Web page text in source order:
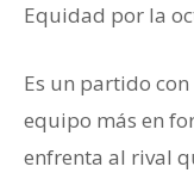
Equidad por la
Es un partido
equipo más en
enfrenta al rival